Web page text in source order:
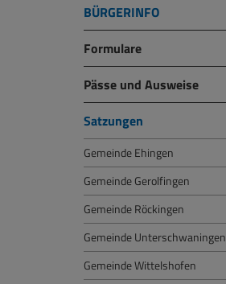
BÜRGERINFO
Formulare
Pässe und Ausweise
Satzungen
Gemeinde Ehingen
Gemeinde Gerolfingen
Gemeinde Röckingen
Gemeinde Unterschwaningen
Gemeinde Wittelshofen